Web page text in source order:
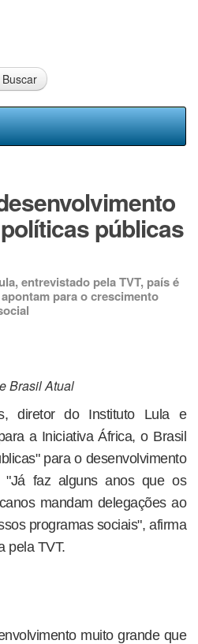
Buscar
públicas
entrevistado pela TVT, país é
para o crescimento
Brasil Atual
diretor do Instituto Lula e
a Iniciativa África, o Brasil
para o desenvolvimento
"Já faz alguns anos que os
mandam delegações ao
programas sociais", afirma
pela TVT.
muito grande que